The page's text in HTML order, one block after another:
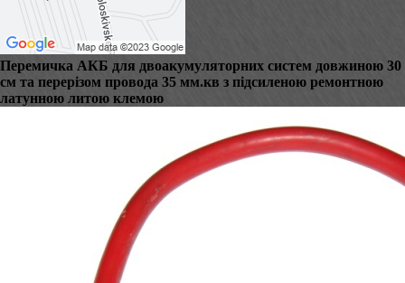
Перемичка АКБ для двоакумуляторних систем довжиною 30
см та перерізом провода 35 мм.кв з підсиленою ремонтною
латунною литою клемою